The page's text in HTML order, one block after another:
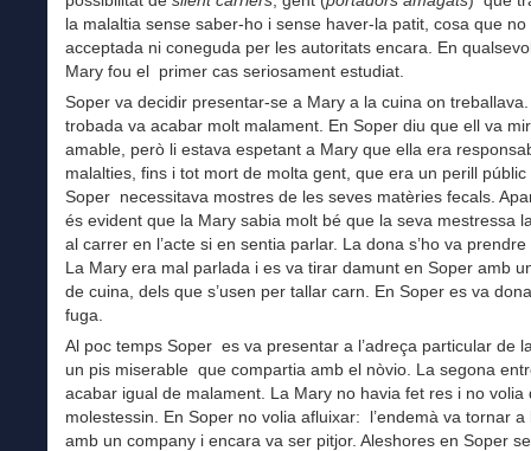
la malaltia sense saber-ho i sense haver-la patit, cosa que no
acceptada ni coneguda per les autoritats encara. En
Mary fou el primer cas seriosament estudiat.
Soper va decidir presentar-se a Mary a la cuina on
trobada va acabar molt malament. En Soper diu que ell va
amable, però li estava espetant a Mary que ella era
malalties, fins i tot mort de molta gent, que era un perill
Soper necessitava mostres de les seves matèries fecals.
és evident que la Mary sabia molt bé que la seva mestressa
al carrer en l’acte si en sentia parlar. La dona s’ho va
La Mary era mal parlada i es va tirar damunt en Soper amb
de cuina, dels que s’usen per tallar carn. En Soper es va
fuga.
Al poc temps Soper es va presentar a l’adreça particular de
un pis miserable que compartia amb el nòvio. La segona
acabar igual de malament. La Mary no havia fet res i no volia
molestessin. En Soper no volia afluixar: l’endemà va tornar a
amb un company i encara va ser pitjor. Aleshores en Soper